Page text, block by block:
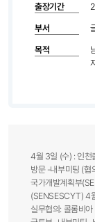
출장기간
부서
목적
4월 3일 (수) : 인천
방문 -내부미팅 (협
국가개발계획부
(SENSESCYT) 4
실무협의: 콜롬비